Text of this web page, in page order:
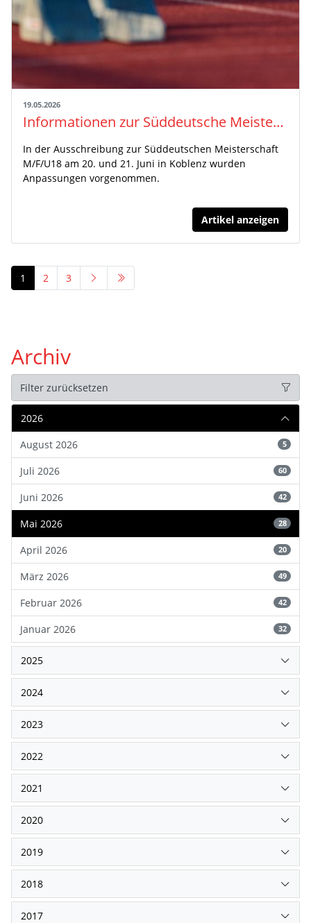
19.05.2026
Informationen zur Süddeutsche Meisterschaften Männer/Frauen/Jugend U18
In der Ausschreibung zur Süddeutschen Meisterschaft
M/F/U18 am 20. und 21. Juni in Koblenz wurden
Anpassungen vorgenommen.
Artikel anzeigen
1 2 3
Archiv
Filter zurücksetzen
2026
August 2026
5
Juli 2026 60
Juni 2026 42
Mai 2026 28
April 2026 20
März 2026 49
Februar 2026 42
Januar 2026 32
2025
2024
2023
2022
2021
2020
2019
2018
2017